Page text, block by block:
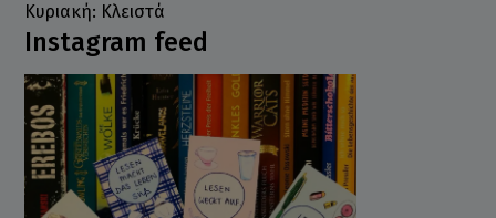
Κυριακή: Κλειστά
Instagram feed